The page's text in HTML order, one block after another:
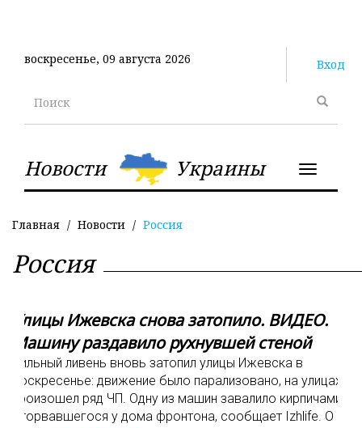
содержанию
воскресенье, 09 августа 2026 Вход
Поиск
Новости Украины
Toggle
Главная Новости Россия
Россия
Улицы Ижевска снова затопило. ВИДЕО.
Машину раздавило рухнувшей стеной
Сильный ливень вновь затопил улицы Ижевска в
воскресенье: движение было парализовано, на улицах
произошел ряд ЧП. Одну из машин завалило кирпичами
оторвавшегося у дома фронтона, сообщает Izhlife. О п